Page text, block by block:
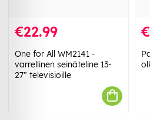
€22.99
One for All WM2141 -
varrellinen seinäteline 13-
27" televisioille